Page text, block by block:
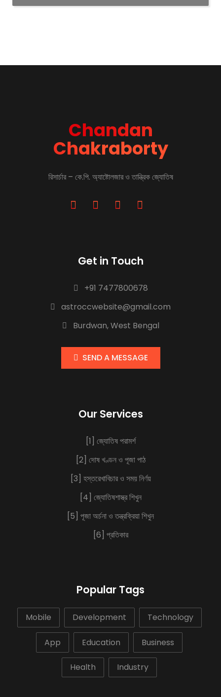
Chandan
Chakraborty
রিসার্চার – কে.পি. অ্যাষ্টোলজার ও তান্ত্রিক জ্যোতিষ
Get in Touch
+91 7477800678
astroccwebsite@gmail.com
Burdwan, West Bengal
SEND A MESSAGE
Our Services
[1] জ্যোতিষ পরামর্শ
[2] দোষ খণ্ডন ও পূজা পাঠ
[3] হস্তরেখাবিচার ও সময় নির্ণয়
[4] জ্যোতিষশাস্ত্র শিখুন
[5] পূজা অর্চনা ও তন্ত্রক্রিয়া শিখুন
[6] প্রতিকার
Popular Tags
Mobile Development Technology
App Education Business
Health Industry